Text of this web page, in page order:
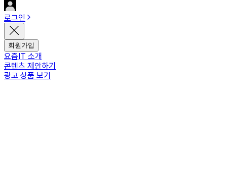
로그인
회원가입
요즘IT 소개
콘텐츠 제안하기
광고 상품 보기